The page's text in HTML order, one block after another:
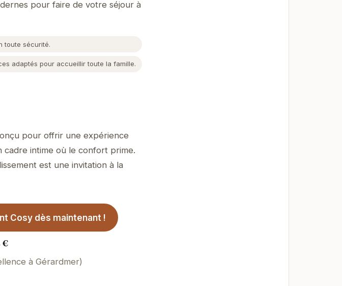
pour faire de votre séjour à
toute sécurité.
adaptés pour accueillir toute la famille.
pour offrir une expérience
intime où le confort prime.
est une invitation à la
Cosy dès maintenant !
€
à Gérardmer)